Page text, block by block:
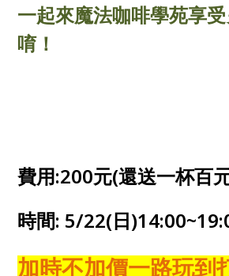
一起來魔法咖啡學苑享
唷！
費用:200元(還送一杯百
時間: 5/22(日
加時不加價一路玩到